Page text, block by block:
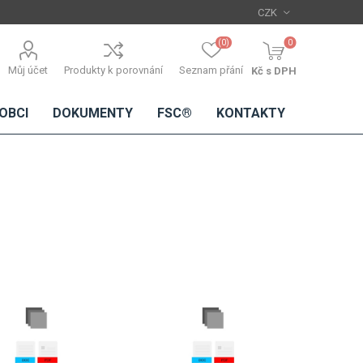
Můj účet Produkty k porovnání Seznam přání
(0) 0
Kč s DPH
Lamináty s
dýhou
DOKUMENTY FSC® KONTAKTY